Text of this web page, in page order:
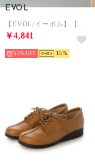
EVOL
￥4,841
55% 15